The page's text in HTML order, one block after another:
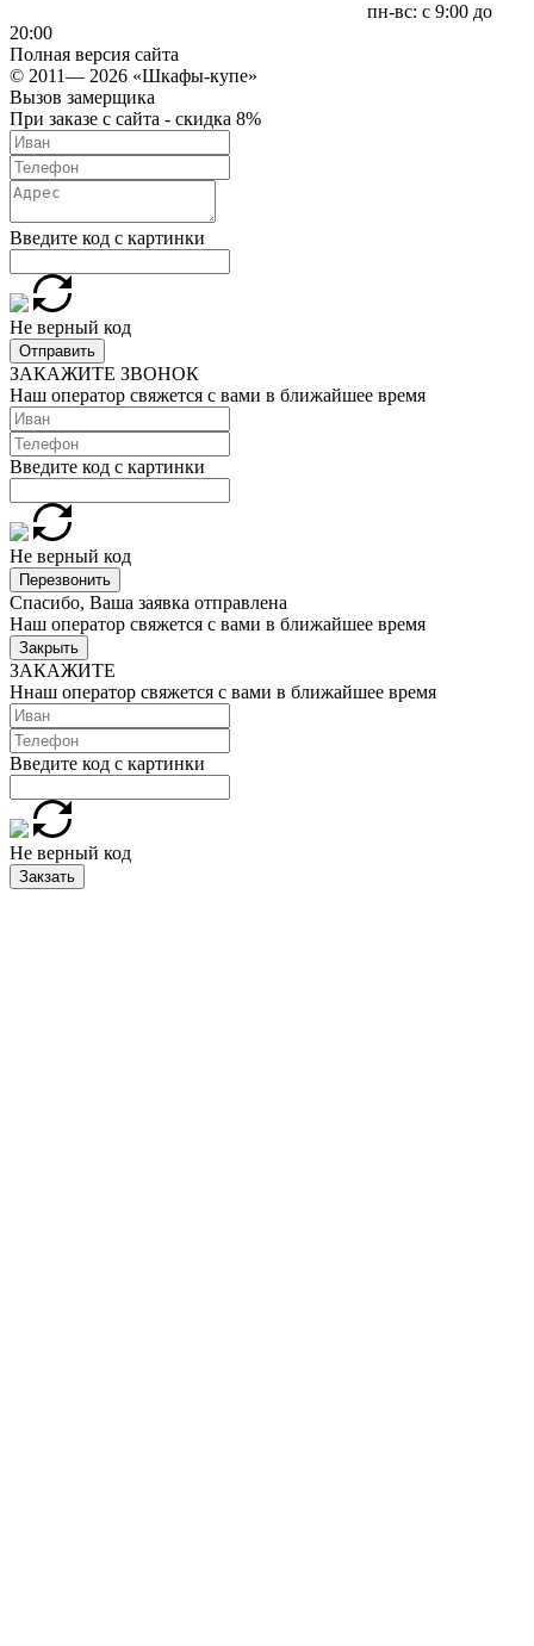
пн-вс: с 9:00 до
20:00
Полная версия сайта
© 2011— 2026 «Шкафы-купе»
Вызов замерщика
При заказе с сайта - скидка 8%
Введите код с картинки
Не верный код
Отправить
ЗАКАЖИТЕ ЗВОНОК
Наш оператор свяжется с вами в ближайшее время
Введите код с картинки
Не верный код
Перезвонить
Спасибо, Ваша заявка отправлена
Наш оператор свяжется с вами в ближайшее время
Закрыть
ЗАКАЖИТЕ
Ннаш оператор свяжется с вами в ближайшее время
Введите код с картинки
Не верный код
Закзать